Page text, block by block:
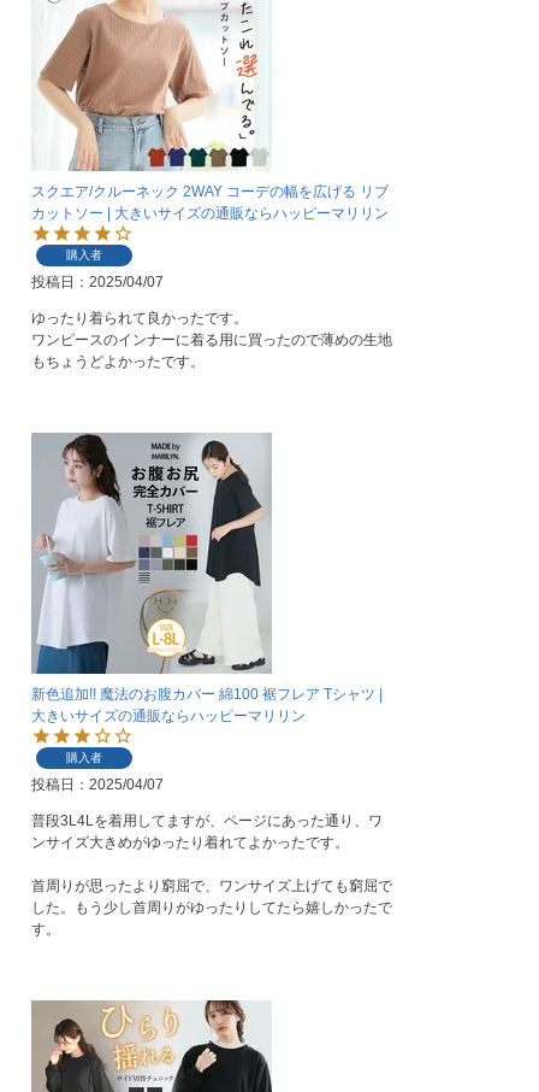
スクエア/クルーネック 2WAY コーデの幅を広げる リブ
カットソー | 大きいサイズの通販ならハッピーマリリン
購入者
投稿日 2025/04/07
ゆったり着られて良かったです。
ワンピースのインナーに着る用に買ったので薄めの生地
もちょうどよかったです。
新色追加!! 魔法のお腹カバー 綿100 裾フレア Tシャツ |
大きいサイズの通販ならハッピーマリリン
購入者
投稿日 2025/04/07
普段3L4Lを着用してますが、ページにあった通り、ワ
ンサイズ大きめがゆったり着れてよかったです。
首周りが思ったより窮屈で、ワンサイズ上げても窮屈で
した。もう少し首周りがゆったりしてたら嬉しかったで